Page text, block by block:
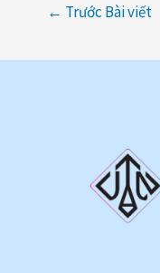
← Trước Bài viết